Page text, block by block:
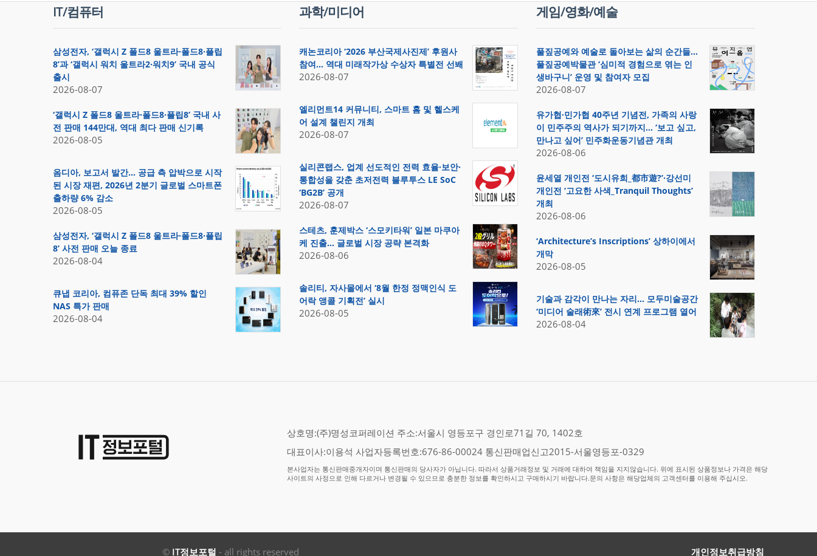
IT/컴퓨터
삼성전자, ‘갤럭시 Z 폴드8 울트라·폴드8·플립
8’과 ‘갤럭시 워치 울트라2·워치9’ 국내 공식
출시
2026-08-07
‘갤럭시 Z 폴드8 울트라·폴드8·플립8’ 국내 사
전 판매 144만대, 역대 최다 판매 신기록
2026-08-05
옴디아, 보고서 발간… 공급 측 압박으로 시작
된 시장 재편, 2026년 2분기 글로벌 스마트폰
출하량 6% 감소
2026-08-05
삼성전자, ‘갤럭시 Z 폴드8 울트라·폴드8·플립
8’ 사전 판매 오늘 종료
2026-08-04
큐냅 코리아, 컴퓨존 단독 최대 39% 할인
NAS 특가 판매
2026-08-04
과학/미디어
캐논코리아 ‘2026 부산국제사진제’ 후원사
참여… 역대 미래작가상 수상자 특별전 선봬
2026-08-07
엘리먼트14 커뮤니티, 스마트 홈 및 헬스케
어 설계 챌린지 개최
2026-08-07
실리콘랩스, 업계 선도적인 전력 효율·보안·
통합성을 갖춘 초저전력 블루투스 LE SoC
‘BG2B’ 공개
2026-08-07
스테츠, 훈제박스 ‘스모키타워’ 일본 마쿠아
케 진출… 글로벌 시장 공략 본격화
2026-08-06
솔리티, 자사몰에서 ‘8월 한정 정맥인식 도
어락 앵콜 기획전’ 실시
2026-08-05
게임/영화/예술
풀짚공예와 예술로 돌아보는 삶의 순간들…
풀짚공예박물관 ‘심미적 경험으로 엮는 인
생바구니’ 운영 및 참여자 모집
2026-08-07
유가협·민가협 40주년 기념전, 가족의 사랑
이 민주주의 역사가 되기까지… ‘보고 싶고,
만나고 싶어’ 민주화운동기념관 개최
2026-08-06
윤세열 개인전 ‘도시유희_都市遊?’·강선미
개인전 ‘고요한 사색_Tranquil Thoughts’
개최
2026-08-06
‘Architecture’s Inscriptions’ 상하이에서
개막
2026-08-05
기술과 감각이 만나는 자리… 모두미술공간
‘미디어 술래術來’ 전시 연계 프로그램 열어
2026-08-04
상호명:(주)명성코퍼레이션 주소:서울시 영등포구 경인로71길 70, 1402호
대표이사:이용석 사업자등록번호:676-86-00024 통신판매업신고2015-서울영등포-0329
본사업자는 통신판매중개자이며 통신판매의 당사자가 아닙니다. 따라서 상품거래정보 및 거래에 대하여 책임을 지지않습니다. 위에 표시된 상품정보나 가격은 해당
사이트의 사정으로 인해 다르거나 변경될 수 있으므로 충분한 정보를 확인하시고 구매하시기 바랍니다.문의 사항은 해당업체의 고객센터를 이용해 주십시오.
© IT정보포털 - all rights reserved 개인정보취급방침